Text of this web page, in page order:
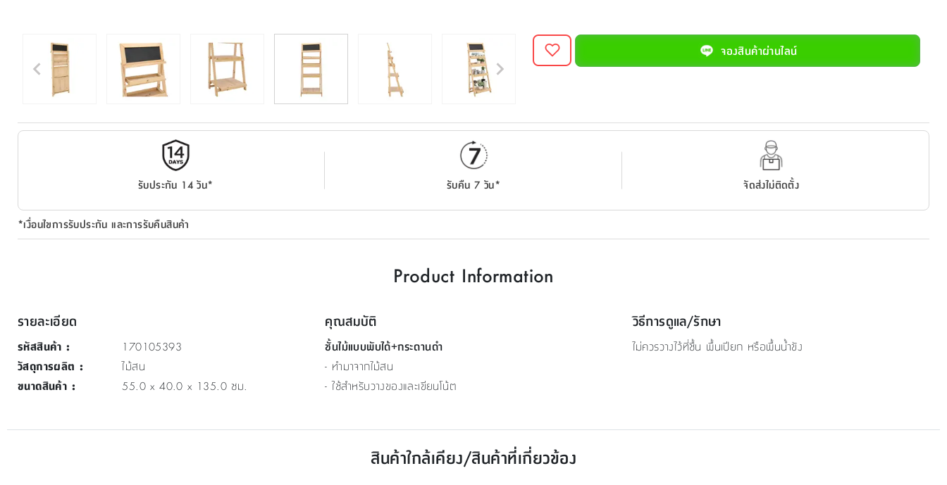
จองสินค้าผ่านไลน์
รับประกัน 14 วัน* รับคืน 7 วัน* จัดส่งไม่ติดตั้ง
*เงื่อนไขการรับประกัน และการรับคืนสินค้า
Product Information
รายละเอียด
รหัสสินค้า :
170105393
วัสดุการผลิต :
ไม้สน
ขนาดสินค้า : 55.0 x 40.0 x 135.0 ซม.
คุณสมบัติ
ชั้นไม้แบบพับได้+กระดานดำ
- ทำมาจากไม้สน
- ใช้สำหรับวางของและเขียนโน้ต
วิธีการดูแล/รักษา
ไม่ควรวางไว้ที่ชื้น พื้นเปียก หรือพื้นน้ำขัง
สินค้าใกล้เคียง/สินค้าที่เกี่ยวข้อง